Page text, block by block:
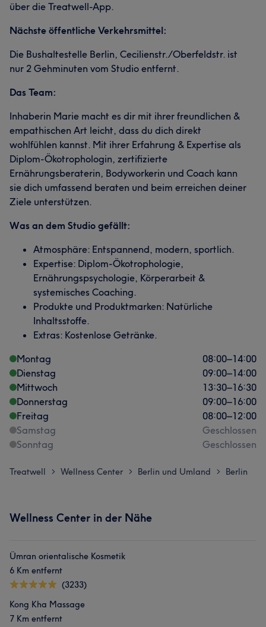
über die Treatwell-App.
Nächste öffentliche Verkehrsmittel:
Die Bushaltestelle Berlin, Cecilienstr./Oberfeldstr. ist
nur 2 Gehminuten vom Studio entfernt.
Das Team:
Inhaberin Marie macht es dir mit ihrer freundlichen &
empathischen Art leicht, dass du dich direkt
wohlfühlen kannst. Mit ihrer Erfahrung & Expertise als
Diplom-Ökotrophologin, zertifizierte
Ernährungsberaterin, Bodyworkerin und Coach kann
sie dich umfassend beraten und beim erreichen deiner
Ziele unterstützen.
Was an dem Studio gefällt:
Atmosphäre: Entspannend, modern, sportlich.
Expertise: Diplom-Ökotrophologie,
Ernährungspsychologie, Körperarbeit &
systemisches Coaching.
Produkte und Produktmarken: Natürliche
Inhaltsstoffe.
Extras: Kostenlose Getränke.
Montag
08:00–14:00
Dienstag
09:00–14:00
Mittwoch
13:30–16:30
Donnerstag
09:00–16:00
Freitag
08:00–12:00
Samstag
Geschlossen
Sonntag
Geschlossen
Treatwell > Wellness Center > Berlin und Umland > Berlin
Wellness Center in der Nähe
Ümran orientalische Kosmetik
6 Km entfernt
(3233)
Kong Kha Massage
7 Km entfernt